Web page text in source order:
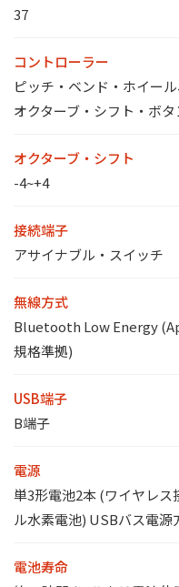
37
コントローラー
ピッチ・ベンド・ホイー
オクターブ・シフト・ボタ
オクターブ・シフト
-4~+4
接続端子
アサイナブル・スイッチ
無線方式
Bluetooth Low Energy
規格準拠)
USB端子
B端子
電源
単3形電池2本 (ワイヤレ
ル水素電池) USBバス電源
電池寿命